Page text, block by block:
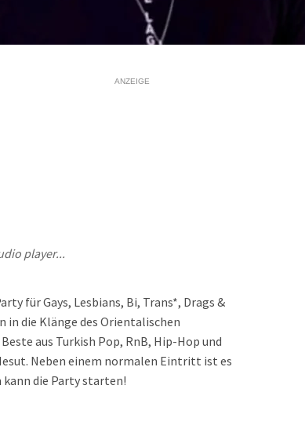
ANZEIGE
player...
für Gays, Lesbians, Bi, Trans*, Drags &
in die Klänge des Orientalischen
aus Turkish Pop, RnB, Hip-Hop und
Neben einem normalen Eintritt ist es
kann die Party starten!